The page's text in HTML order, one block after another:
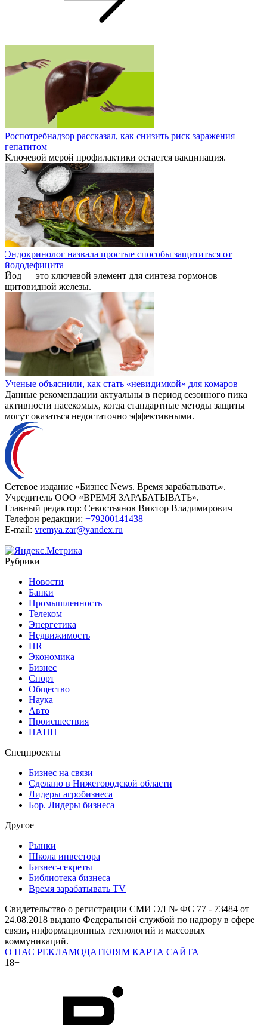
Роспотребнадзор рассказал, как снизить риск заражения
гепатитом
Ключевой мерой профилактики остается вакцинация.
Эндокринолог назвала простые способы защититься от
йододефицита
Йод — это ключевой элемент для синтеза гормонов
щитовидной железы.
Ученые объяснили, как стать «невидимкой» для комаров
Данные рекомендации актуальны в период сезонного пика
активности насекомых, когда стандартные методы защиты
могут оказаться недостаточно эффективными.
Сетевое издание «Бизнес News. Время зарабатывать».
Учредитель ООО «ВРЕМЯ ЗАРАБАТЫВАТЬ».
Главный редактор: Севостьянов Виктор Владимирович
Телефон редакции: +79200141438
E-mail: vremya.zar@yandex.ru
Рубрики
Новости
Банки
Промышленность
Телеком
Энергетика
Недвижимость
HR
Экономика
Бизнес
Спорт
Общество
Наука
Авто
Происшествия
НАПП
Спецпроекты
Бизнес на связи
Сделано в Нижегородской области
Лидеры агробизнеса
Бор. Лидеры бизнеса
Другое
Рынки
Школа инвестора
Бизнес-секреты
Библиотека бизнеса
Время зарабатывать TV
Свидетельство о регистрации СМИ ЭЛ № ФС 77 - 73484 от
24.08.2018 выдано Федеральной службой по надзору в сфере
связи, информационных технологий и массовых
коммуникаций.
О НАС РЕКЛАМОДАТЕЛЯМ КАРТА САЙТА
18+